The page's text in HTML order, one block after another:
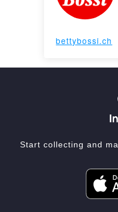
bettybossi.ch
Start collecting and